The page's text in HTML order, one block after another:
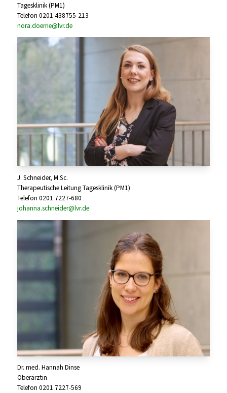
Tagesklinik (PM1)
Telefon 0201 438755-213
nora.doerrie@lvr.de
J. Schneider, M.Sc.
Therapeutische Leitung Tagesklinik (PM1)
Telefon 0201 7227-680
johanna.schneider@lvr.de
Dr. med. Hannah Dinse
Oberärztin
Telefon 0201 7227-569